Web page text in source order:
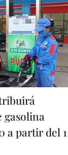
a partir del 1